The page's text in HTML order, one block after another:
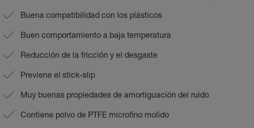
Buena compatibilidad con los plásticos
Buen comportamiento a baja temperatura
Reducción de la fricción y el desgaste
Previene el stick-slip
Muy buenas propiedades de amortiguación del ruido
Contiene polvo de PTFE microfino molido